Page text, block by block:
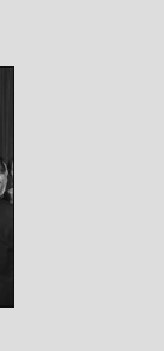
con la
Scala